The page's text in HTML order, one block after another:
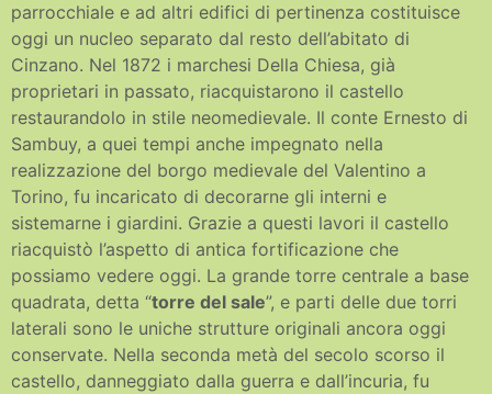
parrocchiale e ad altri edifici di pertinenza costituisce
oggi un nucleo separato dal resto dell’abitato di
Cinzano. Nel 1872 i marchesi Della Chiesa, già
proprietari in passato, riacquistarono il castello
restaurandolo in stile neomedievale. Il conte Ernesto di
Sambuy, a quei tempi anche impegnato nella
realizzazione del borgo medievale del Valentino a
Torino, fu incaricato di decorarne gli interni e
sistemarne i giardini. Grazie a questi lavori il castello
riacquistò l’aspetto di antica fortificazione che
possiamo vedere oggi. La grande torre centrale a base
quadrata, detta “torre del sale”, e parti delle due torri
laterali sono le uniche strutture originali ancora oggi
conservate. Nella seconda metà del secolo scorso il
castello, danneggiato dalla guerra e dall’incuria, fu